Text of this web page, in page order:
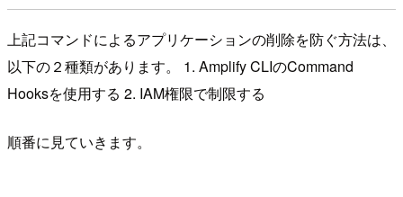
上記コマンドによるアプリケーションの削除を防ぐ方法は、
以下の２種類があります。 1. Amplify CLIのCommand
Hooksを使用する 2. IAM権限で制限する
順番に見ていきます。